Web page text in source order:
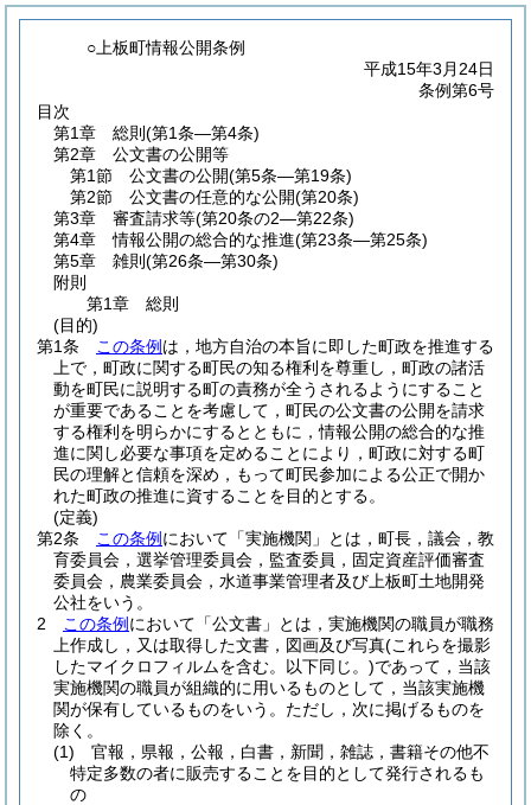
○上板町情報公開条例
平成15年3月24日
条例第6号
目次
第1章
総則 (第1条―第4条)
第2章
公文書の公開等
第1節
公文書の公開(第5条―第19条)
第2節
公文書の任意的な公開(第20条)
第3章
審査請求等(第20条の2―第22条)
第4章
情報公開の総合的な推進(第23条―第25条)
第5章
雑則 (第26条―第30条)
附則
第1章
総則
(目的)
第1条
この条例 は，地方自治の本旨に即した町政を推進する
上で，町政に関する町民の知る権利を尊重し，町政の諸活
動を町民に説明する町の責務が全うされるようにすること
が重要であることを考慮して，町民の公文書の公開を請求
する権利を明らかにするとともに，情報公開の総合的な推
進に関し必要な事項を定めることにより，町政に対する町
民の理解と信頼を深め，もって町民参加による公正で開か
れた町政の推進に資することを目的とする。
(定義)
第2条
この条例 において「実施機関」とは，町長，議会，教
育委員会，選挙管理委員会，監査委員，固定資産評価審査
委員会，農業委員会，水道事業管理者及び上板町土地開発
公社をいう。
2
この条例 において「公文書」とは，実施機関の職員が職務
上作成し，又は取得した文書，図画及び写真(これらを撮影
したマイクロフィルムを含む。以下同じ。)であって，当該
実施機関の職員が組織的に用いるものとして，当該実施機
関が保有しているものをいう。 ただし，次に掲げるものを
除く。
(1)
官報，県報，公報，白書，新聞，雑誌，書籍その他不
特定多数の者に販売することを目的として発行されるも
の